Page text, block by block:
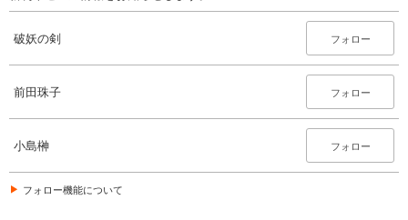
あらすじを表示する
550円 (税込)
カート
試し読み
破妖の剣６ 鬱金の暁闇18
550 円 (税込)
破妖の剣 フォロー
前田珠子 フォロー
小島榊 フォロー
フォロー機能について